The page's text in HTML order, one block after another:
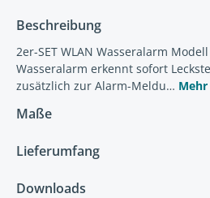
Beschreibung
2er-SET WLAN Wasseralarm
Wasseralarm erkennt sofort
zusätzlich zur Alarm-Meldu… Mehr
Maße
Lieferumfang
Downloads